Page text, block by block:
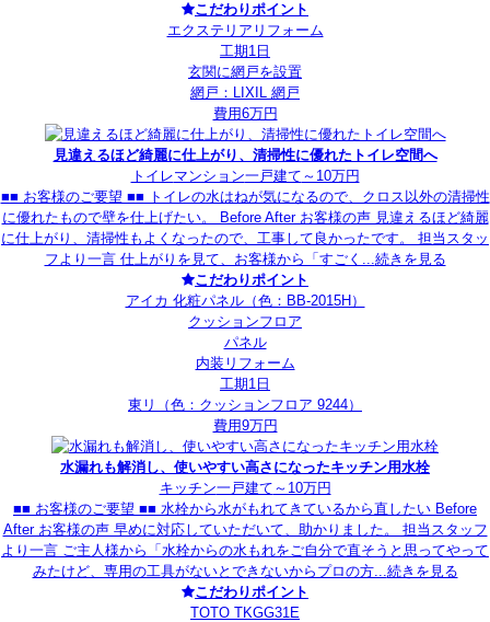
こだわりポイント
エクステリアリフォーム
工期1日
玄関に網戸を設置
網戸：LIXIL 網戸
費用6万円
見違えるほど綺麗に仕上がり、清掃性に優れたトイレ空間へ
トイレマンション一戸建て ～10万円
■■ お客様のご要望 ■■ トイレの水はねが気になるので、クロス以外の清掃性
に優れたもので壁を仕上げたい。 Before After お客様の声 見違えるほど綺麗
に仕上がり、清掃性もよくなったので、工事して良かったです。 担当スタッ
フより一言 仕上がりを見て、お客様から「すごく...続きを見る
こだわりポイント
アイカ 化粧パネル（色：BB-2015H）
クッションフロア
パネル
内装リフォーム
工期1日
東リ（色：クッションフロア 9244）
費用9万円
水漏れも解消し、使いやすい高さになったキッチン用水栓
キッチン一戸建て ～10万円
■■ お客様のご要望 ■■ 水栓から水がもれてきているから直したい Before
After お客様の声 早めに対応していただいて、助かりました。 担当スタッフ
より一言 ご主人様から「水栓からの水もれをご自分で直そうと思ってやって
みたけど、専用の工具がないとできないからプロの方...続きを見る
こだわりポイント
TOTO TKGG31E